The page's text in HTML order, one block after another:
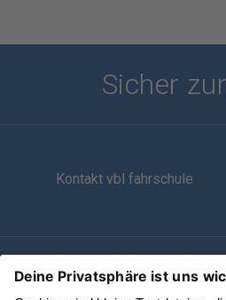
Sicher
Kontakt vbl fahrschule
Öffnungszeiten